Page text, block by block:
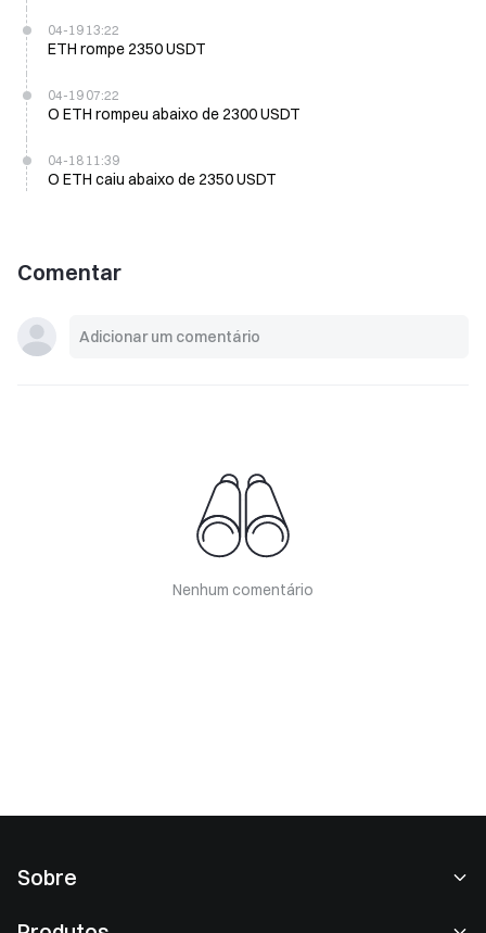
04-19 13:22
ETH rompe 2350 USDT
04-19 07:22
O ETH rompeu abaixo de 2300 USDT
04-18 11:39
O ETH caiu abaixo de 2350 USDT
Comentar
Nenhum comentário
Sobre